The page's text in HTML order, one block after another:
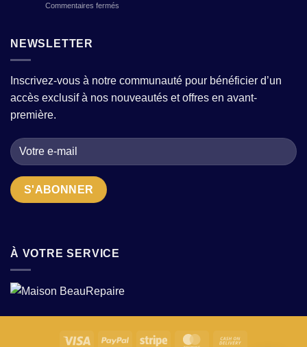
?sans
le
Commentaires fermés
garde-
robe
?
NEWSLETTER
Inscrivez-vous à notre communauté pour bénéficier d’un
accès exclusif à nos nouveautés et offres en avant-
première.
À VOTRE SERVICE